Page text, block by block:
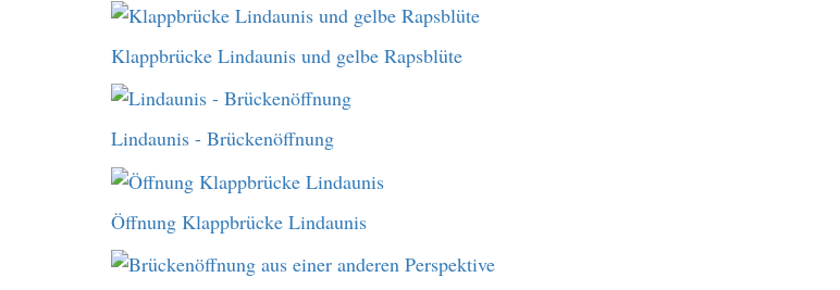
Klappbrücke Lindaunis und gelbe Rapsblüte
Lindaunis - Brückenöffnung
Öffnung Klappbrücke Lindaunis